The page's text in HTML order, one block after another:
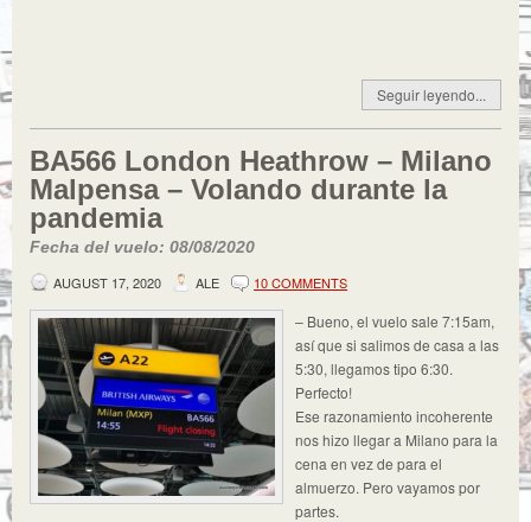
Seguir leyendo...
BA566 London Heathrow – Milano
Malpensa – Volando durante la
pandemia
Fecha del vuelo: 08/08/2020
AUGUST 17, 2020
ALE 10 COMMENTS
– Bueno, el vuelo sale 7:15am,
así que si salimos de casa a las
5:30, llegamos tipo 6:30.
Perfecto!
Ese razonamiento incoherente
nos hizo llegar a Milano para la
cena en vez de para el
almuerzo. Pero vayamos por
partes.